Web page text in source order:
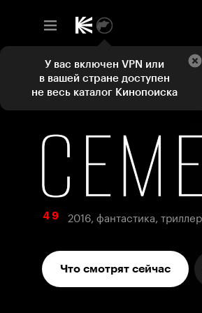
4 9 2016, фантастика, триллер
Что смотрят сейчас
У вас включен VPN или
в вашей стране доступен
не весь каталог Кинопоиска